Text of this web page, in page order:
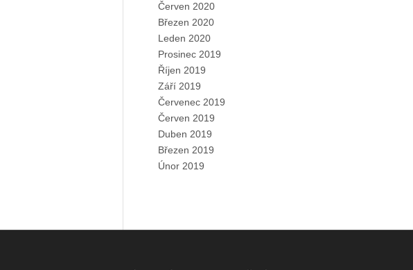
Červen 2020
Březen 2020
Leden 2020
Prosinec 2019
Říjen 2019
Září 2019
Červenec 2019
Červen 2019
Duben 2019
Březen 2019
Únor 2019